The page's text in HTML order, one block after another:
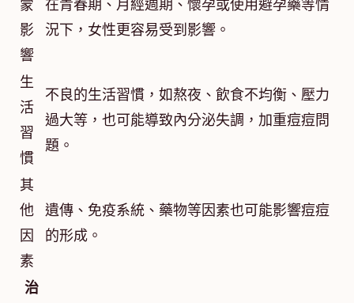
蒙
影
響
在青春期、月經週期、懷孕或使用避孕藥等情
況下，女性更容易受到影響。
生
活
習
慣
不良的生活習慣，如熬夜、飲食不均衡、壓力
過大等，也可能導致內分泌失調，加重痘痘問
題。
其
他
因
素
遺傳、免疫系統、藥物等因素也可能影響痘痘
的形成。
治